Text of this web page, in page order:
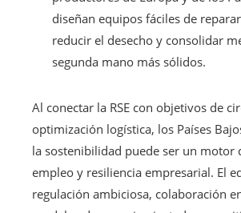
diseñan equipos fáciles de
reducir el desecho y consolidar
segunda mano más sólidos.
Al conectar la RSE con objetivos de
optimización logística, los Países
la sostenibilidad puede ser un motor
empleo y resiliencia empresarial. El
regulación ambiciosa, colaboración